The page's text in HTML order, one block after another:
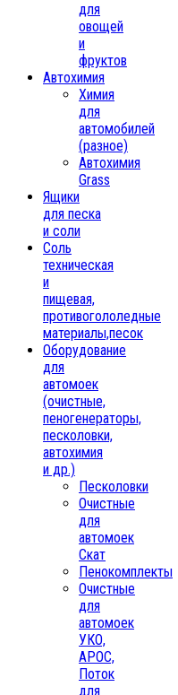
для
овощей
и
фруктов
Автохимия
Химия
для
автомобилей
(разное)
Автохимия
Grass
Ящики
для песка
и соли
Соль
техническая
и
пищевая,
противогололедные
материалы,песок
Oборудование
для
автомоек
(очистные,
пеногенераторы,
песколовки,
автохимия
и др.)
Песколовки
Очистные
для
автомоек
Скат
Пенокомплекты
Очистные
для
автомоек
УКО,
АРОС,
Поток
для